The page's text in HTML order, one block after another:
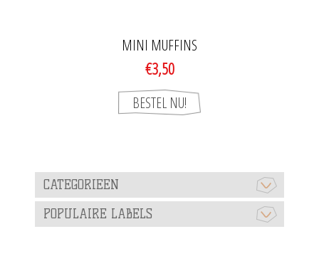
MINI MUFFINS
€3,50
CATEGORIEEN
POPULAIRE LABELS